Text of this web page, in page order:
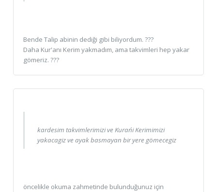
Bende Talip abinin dediği gibi biliyordum. ???
Daha Kur'anı Kerim yakmadım, ama takvimleri hep yakar
gömeriz. ???
kardesim takvimlerimizi ve Kuran´i Kerimimizi
yakacagiz ve ayak basmayan bir yere gömecegiz
öncelikle okuma zahmetinde bulunduğunuz için